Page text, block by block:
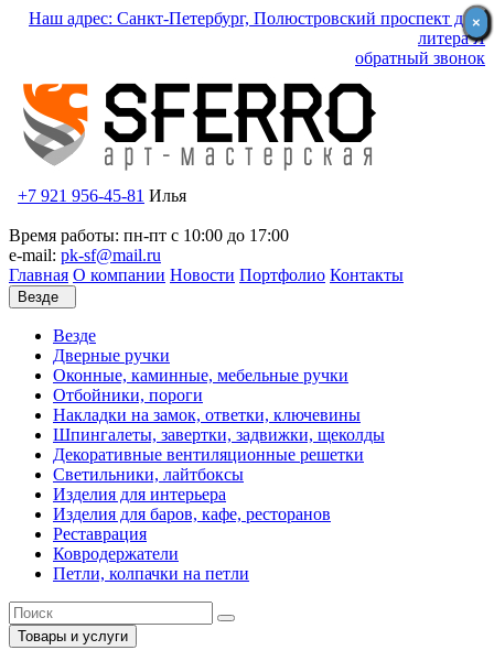
Наш адрес: Санкт-Петербург, Полюстровский проспект д.59
литера Я
обратный звонок
+7 921 956-45-81 Илья
Время работы: пн-пт с 10:00 до 17:00
e-mail: pk-sf@mail.ru
Главная О компании Новости Портфолио Контакты
Везде
Везде
Дверные ручки
Оконные, каминные, мебельные ручки
Отбойники, пороги
Накладки на замок, ответки, ключевины
Шпингалеты, завертки, задвижки, щеколды
Декоративные вентиляционные решетки
Светильники, лайтбоксы
Изделия для интерьера
Изделия для баров, кафе, ресторанов
Реставрация
Ковродержатели
Петли, колпачки на петли
Товары и услуги
×
×